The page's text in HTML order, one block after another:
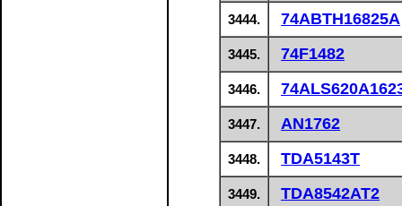
3444. 74ABTH16825A
3445. 74F1482
3446.
3447. AN1762
3448. TDA5143T
3449. TDA8542AT2